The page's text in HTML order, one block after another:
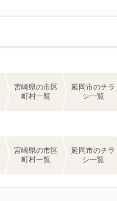
宮崎県の市区
町村一覧
延岡市のチラ
シ一覧
宮崎県の市区
町村一覧
延岡市のチラ
シ一覧